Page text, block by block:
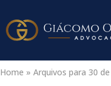
Home » Arquivos para 30